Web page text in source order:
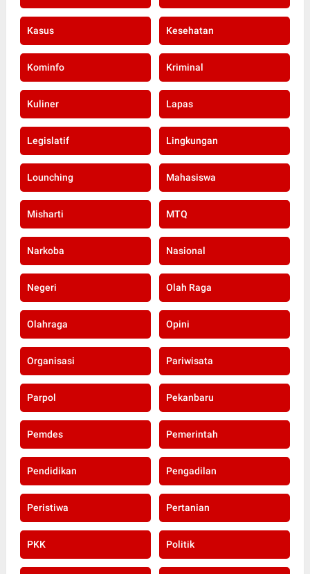
Kasus Kesehatan
Kominfo Kriminal
Kuliner Lapas
Legislatif Lingkungan
Lounching Mahasiswa
Misharti MTQ
Narkoba Nasional
Negeri Olah Raga
Olahraga Opini
Organisasi Pariwisata
Parpol Pekanbaru
Pemdes Pemerintah
Pendidikan Pengadilan
Peristiwa Pertanian
PKK Politik